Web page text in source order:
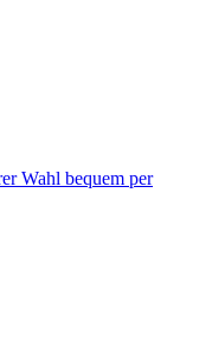
Wahl bequem per